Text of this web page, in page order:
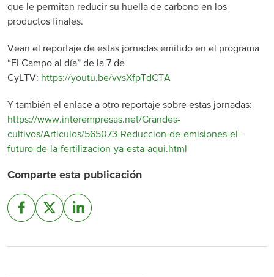
que le permitan reducir su huella de carbono en los
productos finales.
Vean el reportaje de estas jornadas emitido en el programa
“El Campo al día” de la 7 de
CyLTV: https://youtu.be/vvsXfpTdCTA
Y también el enlace a otro reportaje sobre estas jornadas:
https://www.interempresas.net/Grandes-
cultivos/Articulos/565073-Reduccion-de-emisiones-el-
futuro-de-la-fertilizacion-ya-esta-aqui.html
Comparte esta publicación